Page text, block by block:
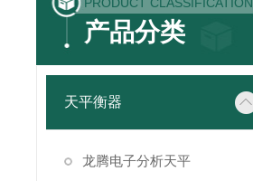
产品分类
天平衡器
龙腾电子分析天平